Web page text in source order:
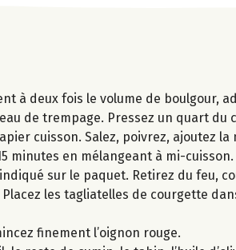
à deux fois le volume de boulgour,
de trempage. Pressez un quart du
cuisson. Salez, poivrez, ajoutez la
minutes en mélangeant à mi-cuisson.
sur le paquet. Retirez du feu,
Placez les tagliatelles de courgette
finement l’oignon rouge.